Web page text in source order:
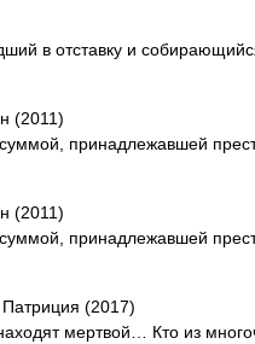
в отставку и
(2011)
принадлежавшей
(2011)
принадлежавшей
Патриция (2017)
мертвой… Кто из